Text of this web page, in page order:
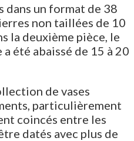
dans un format de 38
non taillées de 10
la deuxième pièce, le
été abaissé de 15 à 20
de vases
particulièrement
coincés entre les
datés avec plus de